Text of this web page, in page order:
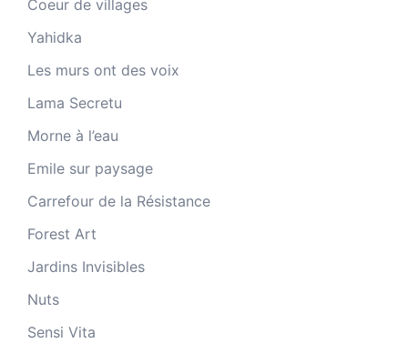
Coeur de villages
Yahidka
Les murs ont des voix
Lama Secretu
Morne à l’eau
Emile sur paysage
Carrefour de la Résistance
Forest Art
Jardins Invisibles
Nuts
Sensi Vita